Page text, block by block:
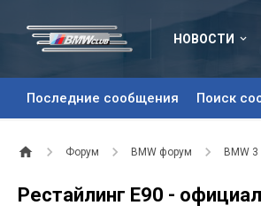
НОВОСТИ
Последние сообщения Поиск
Форум BMW форум BMW
Рестайлинг E90 -